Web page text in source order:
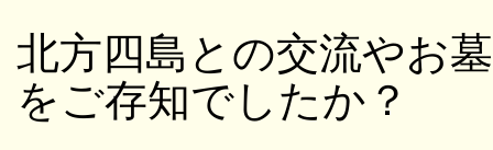
北方四島との交流やお
をご存知でしたか？